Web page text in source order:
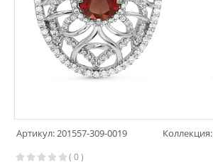
Артикул: 201557-309-0019 Коллекция:
( 0 )